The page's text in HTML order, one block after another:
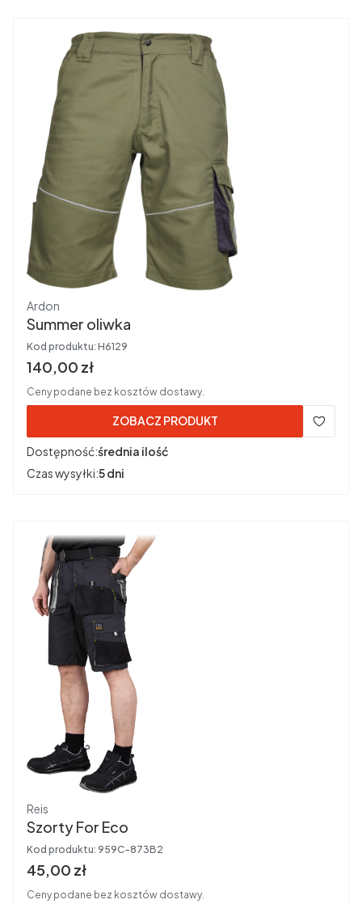
Producent
Ardon
Summer oliwka
Kod produktu: H6129
Cena brutto
140,00 zł
Ceny podane bez kosztów dostawy.
ZOBACZ PRODUKT
Dostępność:średnia ilość
Czas wysyłki:5 dni
Producent
Reis
Szorty For Eco
Kod produktu: 959C-873B2
Cena brutto
45,00 zł
Ceny podane bez kosztów dostawy.